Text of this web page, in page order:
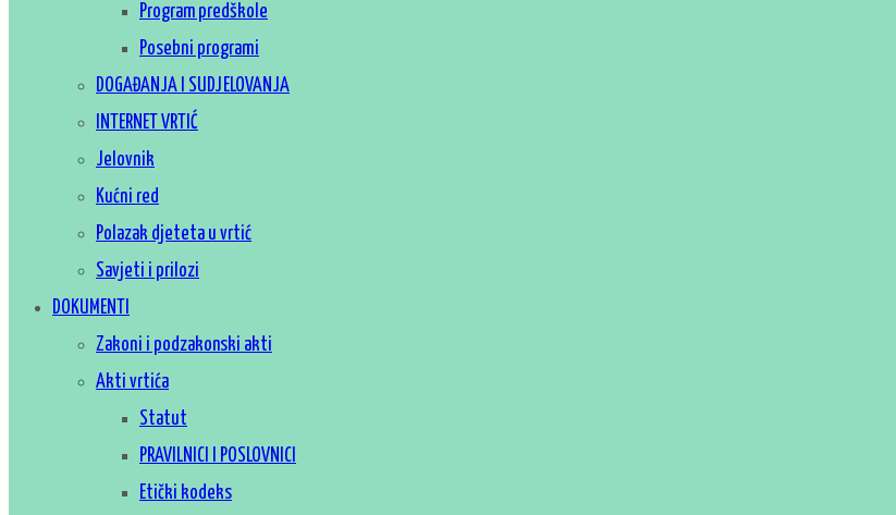
Program predškole
Posebni programi
DOGAĐANJA I SUDJELOVANJA
INTERNET VRTIĆ
Jelovnik
Kućni red
Polazak djeteta u vrtić
Savjeti i prilozi
DOKUMENTI
Zakoni i podzakonski akti
Akti vrtića
Statut
PRAVILNICI I POSLOVNICI
Etički kodeks